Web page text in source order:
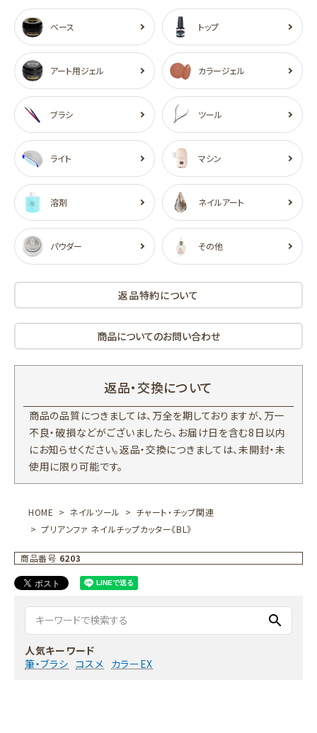
ベース トップ
アート用ジェル カラージェル
ブラシ ツール
ライト マシン
溶剤 ネイルアート
パウダー その他
返品特約について
商品についてのお問い合わせ
返品・交換について
商品の品質につきましては、万全を期しておりますが、万一
不良・破損などがございましたら、お届け日を含む8日以内
にお知らせください。返品・交換につきましては、未開封・未
使用に限り可能です。
HOME ネイルツール
チャート・チップ関連
プリアンファ ネイルチップカッター《BL》
商品番号 6203
search
人気キーワード
筆・ブラシ コスメ カラーEX